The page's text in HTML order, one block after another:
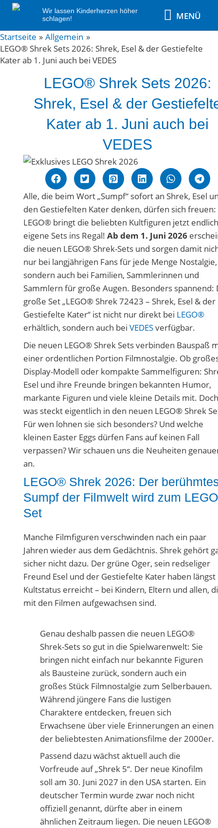
Zum
springen
Wir lassen Kinderherzen höher
schlagen!
MENÜ
MENÜ
Startseite
Allgemein
LEGO® Shrek Sets 2026: Shrek, Esel & der Gestiefelte
Kater ab 1. Juni auch bei VEDES
LEGO® Shrek Sets 2026:
Shrek, Esel & der
Kater ab 1. Juni auch bei
VEDES
Alle, die beim Wort „Sumpf“ sofort an Shrek, Esel
den Gestiefelten Kater denken, dürfen sich freuen:
LEGO® bringt die beliebten Kultfiguren jetzt
eigene Sets ins Regal!Ab dem 1. Juni 2026
die neuen LEGO® Shrek-Sets und sorgen damit
nur bei langjährigen Fans für jede Menge Nostalgie,
sondern auch bei Familien, Sammlerinnen und
Sammlern für große Augen. Besonders spannend:
große Set „LEGO® Shrek 72423 – Shrek, Esel & der
Gestiefelte Kater“ ist nicht nur direkt bei LEGO®
erhältlich, sondern auch beiVEDESverfügbar.
Die neuen LEGO® Shrek Sets verbinden Bauspaß
einer ordentlichen Portion Filmnostalgie. Ob
Display-Modell oder kompakte Sammelfiguren:
Esel und ihre Freunde bringen bekannten Humor,
markante Figuren und viele kleine Details mit.
was steckt eigentlich in den neuen LEGO® Shrek
Für wen lohnen sie sich besonders? Und welche
kleinen Easter Eggs dürfen Fans auf keinen Fall
verpassen? Wir schauen uns die Neuheiten
an.
LEGO® Shrek 2026: Der
Sumpf der Filmwelt wird zum
Set
Manche Filmfiguren verschwinden nach ein paar
Jahren wieder aus dem Gedächtnis. Shrek gehört
sicher nicht dazu. Der grüne Oger, sein redseliger
Freund Esel und der Gestiefelte Kater haben längst
Kultstatus erreicht – bei Kindern, Eltern und allen,
mit den Filmen aufgewachsen sind.
Genau deshalb passen die neuen LEGO®
Shrek-Sets so gut in die Spielwarenwelt: Sie
bringen nicht einfach nur bekannte Figuren
als Bausteine zurück, sondern auch ein
großes Stück Filmnostalgie zum Selberbauen.
Während jüngere Fans die lustigen
Charaktere entdecken, freuen sich
Erwachsene über viele Erinnerungen an einen
der beliebtesten Animationsfilme der 2000er.
Passend dazu wächst aktuell auch die
Vorfreude auf „Shrek 5“. Der neue Kinofilm
soll am 30. Juni 2027 in den USA starten. Ein
deutscher Termin wurde zwar noch nicht
offiziell genannt, dürfte aber in einem
ähnlichen Zeitraum liegen. Die neuen LEGO®
Post
navigation